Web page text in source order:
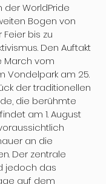
der WorldPride
Bogen von
bis zu
Den Auftakt
March vom
Vondelpark am 25.
der traditionellen
die berühmte
am 1. August
an die
Der zentrale
jedoch das
auf dem